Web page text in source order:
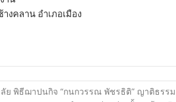
งคลาน อำเภอเมือง
ย พิธีฌาปนกิจ “กนกวรรณ พัชรธิติ” ญาติธรรม